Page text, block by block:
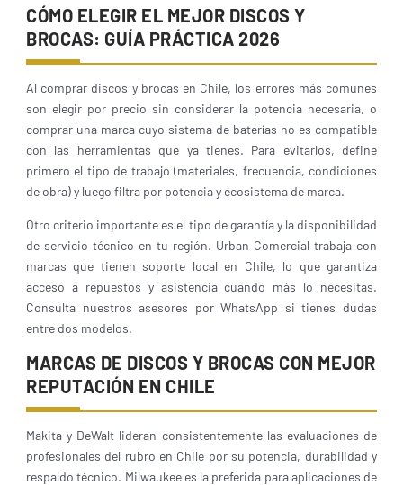
CÓMO ELEGIR EL MEJOR DISCOS Y
BROCAS: GUÍA PRÁCTICA 2026
Al comprar discos y brocas en Chile, los errores más comunes
son elegir por precio sin considerar la potencia necesaria, o
comprar una marca cuyo sistema de baterías no es compatible
con las herramientas que ya tienes. Para evitarlos, define
primero el tipo de trabajo (materiales, frecuencia, condiciones
de obra) y luego filtra por potencia y ecosistema de marca.
Otro criterio importante es el tipo de garantía y la disponibilidad
de servicio técnico en tu región. Urban Comercial trabaja con
marcas que tienen soporte local en Chile, lo que garantiza
acceso a repuestos y asistencia cuando más lo necesitas.
Consulta nuestros asesores por WhatsApp si tienes dudas
entre dos modelos.
MARCAS DE DISCOS Y BROCAS CON MEJOR
REPUTACIÓN EN CHILE
Makita y DeWalt lideran consistentemente las evaluaciones de
profesionales del rubro en Chile por su potencia, durabilidad y
respaldo técnico. Milwaukee es la preferida para aplicaciones de